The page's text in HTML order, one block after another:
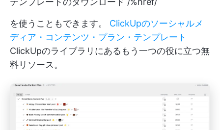
を使うこともできます。 ClickUpのソーシャルメ
ディア・コンテンツ・プラン・テンプレート
ClickUpのライブラリにあるもう一つの役に立つ無
料リソース。